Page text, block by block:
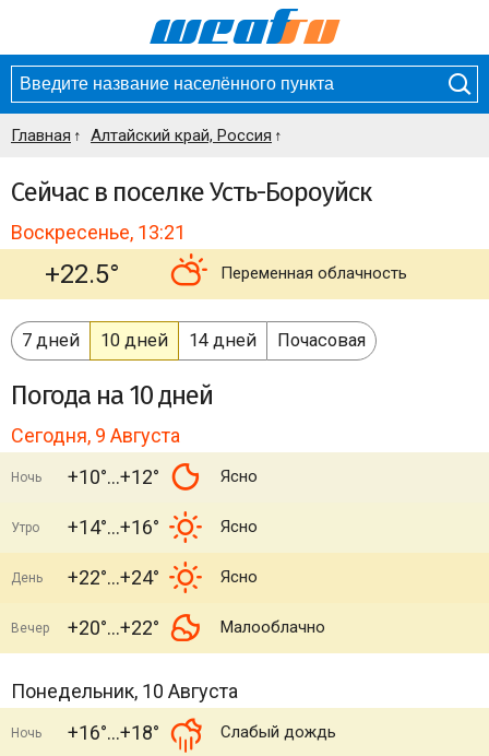
Главная Алтайский край, Россия
Сейчас в поселке Усть-Бороуйск
Воскресенье, 13:21
+22.5° Переменная облачность
7 дней 10 дней 14 дней Почасовая
Погода на 10 дней
Сегодня, 9 Августа
Ночь +10° +12° Ясно
Утро +14° +16° Ясно
День +22° +24° Ясно
Вечер +20° +22° Малооблачно
Понедельник, 10 Августа
Ночь +16° +18° Слабый дождь